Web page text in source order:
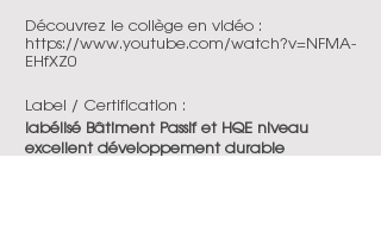
Découvrez le collège en vidéo :
https://www.youtube.com/watch?v=NFMA-
EHfXZ0
Label / Certification :
labélisé Bâtiment Passif et HQE niveau
excellent développement durable